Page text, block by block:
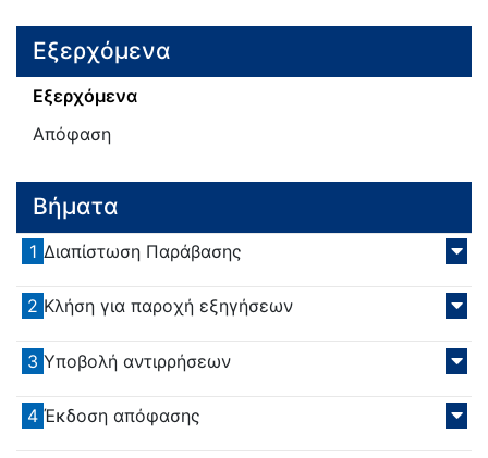
Εξερχόμενα
Εξερχόμενα
Απόφαση
Βήματα
1 Διαπίστωση Παράβασης
2 Κλήση για παροχή εξηγήσεων
3 Υποβολή αντιρρήσεων
4 Έκδοση απόφασης